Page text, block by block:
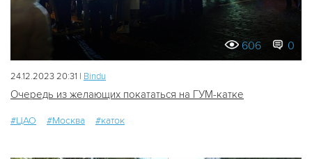
606 0
24.12.2023 20:31 | Bindu
Очередь из желающих покататься на ГУМ-катке
#ЦАО #Москва #каток